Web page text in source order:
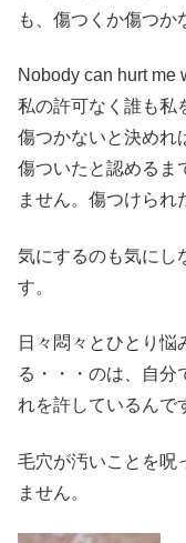
も、傷つくか傷つか
Nobody can hurt me
私の許可なく誰も私
傷つかないと決めれ
傷ついたと認めるま
ません。傷つけられ
気にするのも気にし
す。
日々悶々とひとり悩
る・・・のは、自分
れを許しているんで
毛穴が汚いことを呪
ません。